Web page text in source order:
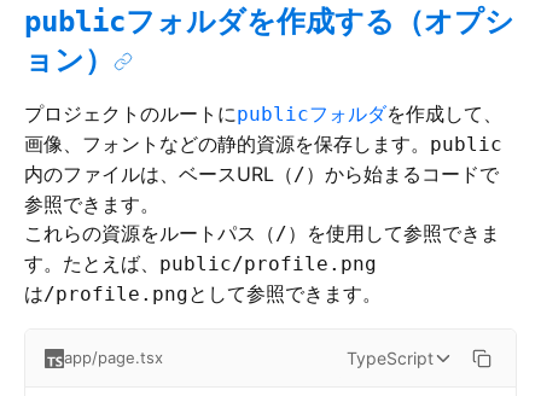
publicフォルダを作成する（オプシ
ョン）
プロジェクトのルートにpublicフォルダを作成して、
画像、フォントなどの静的資源を保存します。 public
内のファイルは、ベースURL（/）から始まるコードで
参照できます。
これらの資源をルートパス（/）を使用して参照できま
す。たとえば、 public/profile.png
は/profile.pngとして参照できます。
app/page.tsx TypeScript